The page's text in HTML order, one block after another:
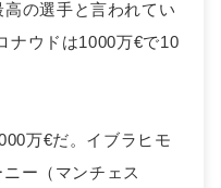
の選手と言われてい
ナウドは1000万€で10
万€だ。イブラヒモ
ー（マンチェス